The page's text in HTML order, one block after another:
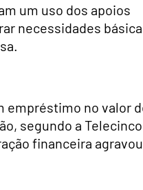
um uso dos apoios
necessidades
empréstimo no valor
segundo a
financeira